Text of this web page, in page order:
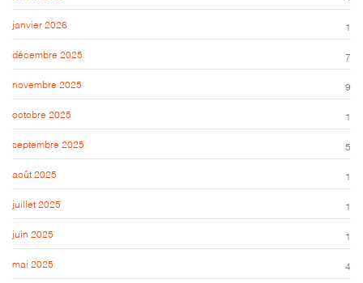
janvier 2026 1
décembre 2025 7
novembre 2025 9
octobre 2025 1
septembre 2025 5
août 2025 1
juillet 2025 1
juin 2025 1
mai 2025 4